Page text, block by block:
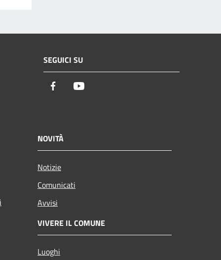
SEGUICI SU
Facebook
NOVITÀ
Notizie
Comunicati
Avvisi
VIVERE IL COMUNE
Luoghi